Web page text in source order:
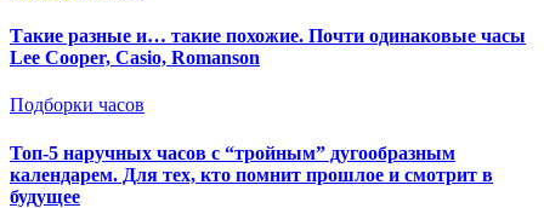
Такие разные и… такие похожие. Почти одинаковые часы
Lee Cooper, Casio, Romanson
Подборки часов
Топ-5 наручных часов с “тройным” дугообразным
календарем. Для тех, кто помнит прошлое и смотрит в
будущее